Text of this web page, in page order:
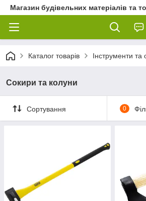
Магазин будівельних матеріалів та
Каталог товарів Інструменти
Сокири та колуни
Сортування 0